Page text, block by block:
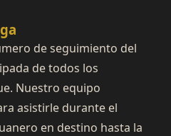
de seguimiento del
de todos los
Nuestro equipo
asistirle durante el
en destino hasta la